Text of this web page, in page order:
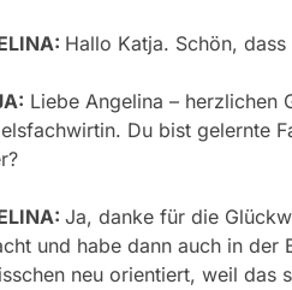
Hallo Katja. Schön,
Liebe Angelina – herzlichen
Du bist gelernte
Ja, danke für die
und habe dann auch in der
neu orientiert, weil das